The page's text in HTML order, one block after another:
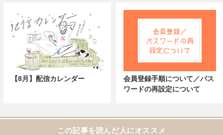
【8月】配信カレンダー
会員登録手順について／パス
ワードの再設定について
この記事を読んだ人にオススメ